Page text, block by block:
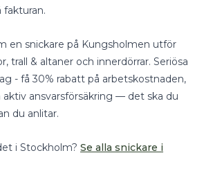
fakturan.
en snickare på Kungsholmen utför
trall & altaner och innerdörrar. Seriösa
- få 30% rabatt på arbetskostnaden,
aktiv ansvarsförsäkring — det ska du
du anlitar.
i Stockholm? Se alla snickare i